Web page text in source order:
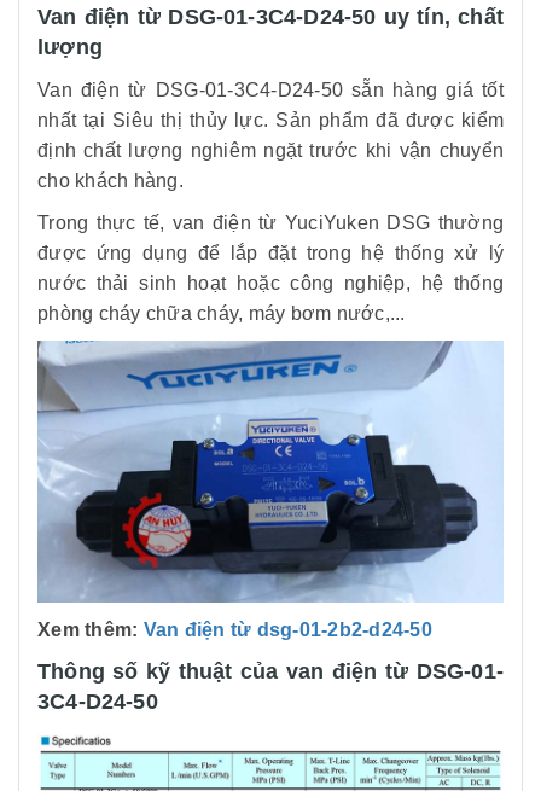
Van điện từ DSG-01-3C4-D24-50 uy tín, chất
lượng
Van điện từ DSG-01-3C4-D24-50 sẵn hàng giá tốt
nhất tại Siêu thị thủy lực. Sản phẩm đã được kiểm
định chất lượng nghiêm ngặt trước khi vận chuyển
cho khách hàng.
Trong thực tế, van điện từ YuciYuken DSG thường
được ứng dụng để lắp đặt trong hệ thống xử lý
nước thải sinh hoạt hoặc công nghiệp, hệ thống
phòng cháy chữa cháy, máy bơm nước,...
Xem thêm: Van điện từ dsg-01-2b2-d24-50
Thông số kỹ thuật của van điện từ DSG-01-
3C4-D24-50